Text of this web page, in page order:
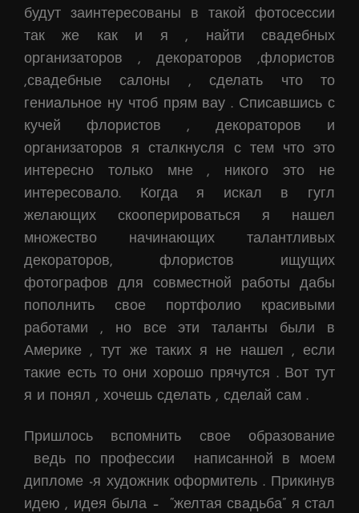
будут заинтересованы в такой фотосессии
так же как и я , найти свадебных
организаторов , декораторов ,флористов
,свадебные салоны , сделать что то
гениальное ну чтоб прям вау . Списавшись с
кучей флористов , декораторов и
организаторов я сталкнусля с тем что это
интересно только мне , никого это не
интересовало. Когда я искал в гугл
желающих скооперироваться я нашел
множество начинающих талантливых
декораторов, флористов ищущих
фотографов для совместной работы дабы
пополнить свое портфолио красивыми
работами , но все эти таланты были в
Америке , тут же таких я не нашел , если
такие есть то они хорошо прячутся . Вот тут
я и понял , хочешь сделать , сделай сам .
Пришлось вспомнить свое образование
ведь по профессии написанной в моем
дипломе -я художник оформитель . Прикинув
идею , идея была – “желтая свадьба” я стал